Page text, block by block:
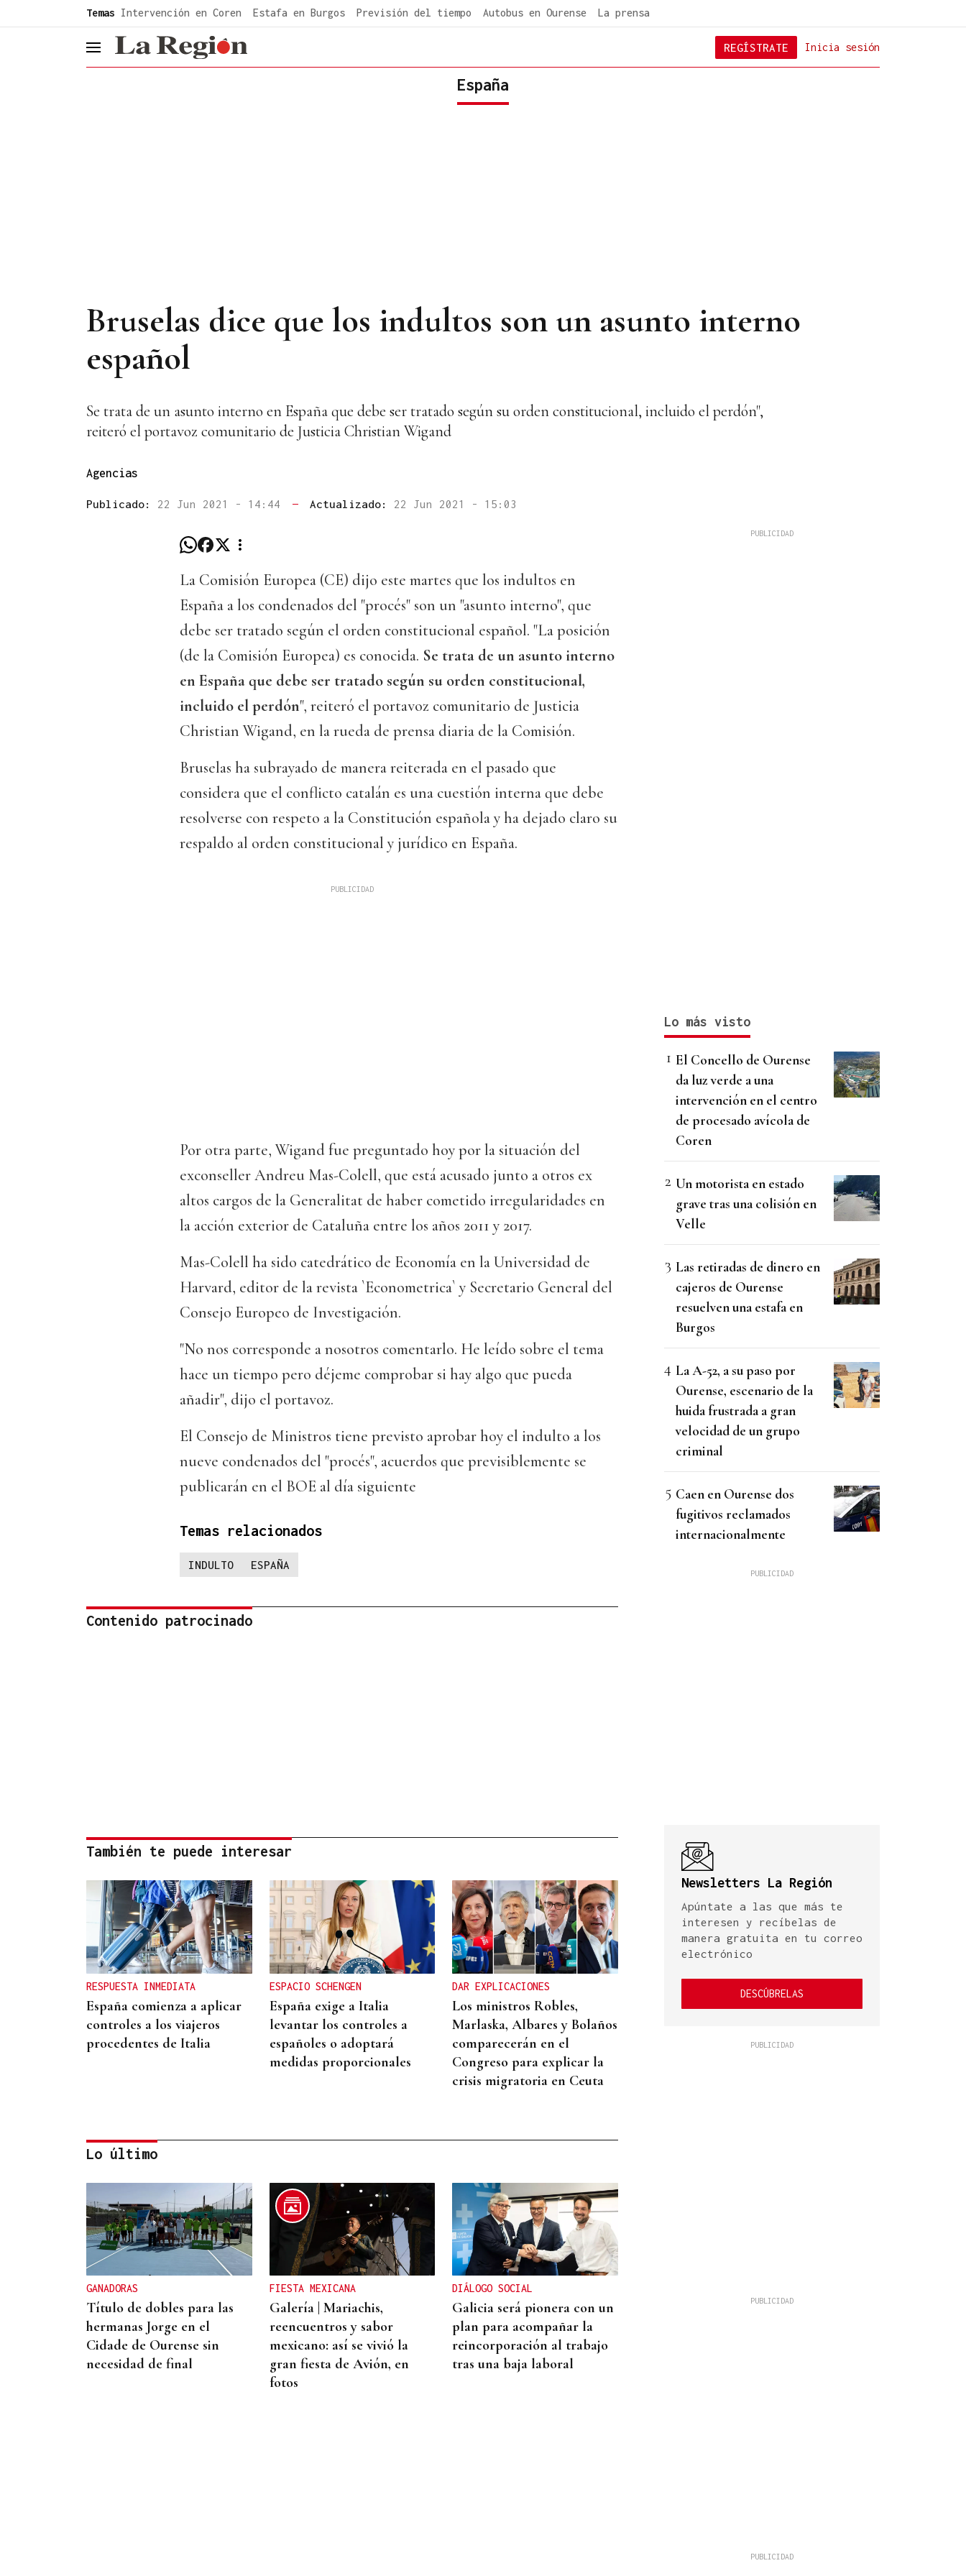
Temas Intervención en Coren Estafa en Burgos Previsión del tiempo Autobus en Ourense La prensa
header.menu.open Inicia sesión
REGÍSTRATE
España
Bruselas dice que los indultos son un asunto interno
español
Se trata de un asunto interno en España que debe ser tratado según su orden constitucional, incluido el perdón",
reiteró el portavoz comunitario de Justicia Christian Wigand
Agencias
Publicado: 22 Jun 2021 - 14:44 — Actualizado: 22 Jun 2021 - 15:03
La Comisión Europea (CE) dijo este martes que los indultos en
España a los condenados del "procés" son un "asunto interno", que
debe ser tratado según el orden constitucional español. "La posición
(de la Comisión Europea) es conocida. Se trata de un asunto interno
en España que debe ser tratado según su orden constitucional,
incluido el perdón", reiteró el portavoz comunitario de Justicia
Christian Wigand, en la rueda de prensa diaria de la Comisión.
Bruselas ha subrayado de manera reiterada en el pasado que
considera que el conflicto catalán es una cuestión interna que debe
resolverse con respeto a la Constitución española y ha dejado claro su
respaldo al orden constitucional y jurídico en España.
Por otra parte, Wigand fue preguntado hoy por la situación del
exconseller Andreu Mas-Colell, que está acusado junto a otros ex
altos cargos de la Generalitat de haber cometido irregularidades en
la acción exterior de Cataluña entre los años 2011 y 2017.
Mas-Colell ha sido catedrático de Economía en la Universidad de
Harvard, editor de la revista `Econometrica` y Secretario General del
Consejo Europeo de Investigación.
"No nos corresponde a nosotros comentarlo. He leído sobre el tema
hace un tiempo pero déjeme comprobar si hay algo que pueda
añadir", dijo el portavoz.
El Consejo de Ministros tiene previsto aprobar hoy el indulto a los
nueve condenados del "procés", acuerdos que previsiblemente se
publicarán en el BOE al día siguiente
Temas relacionados
INDULTO ESPAÑA
Contenido patrocinado
También te puede interesar
RESPUESTA INMEDIATA
España comienza a aplicar
controles a los viajeros
procedentes de Italia
ESPACIO SCHENGEN
España exige a Italia
levantar los controles a
españoles o adoptará
medidas proporcionales
DAR EXPLICACIONES
Los ministros Robles,
Marlaska, Albares y Bolaños
comparecerán en el
Congreso para explicar la
crisis migratoria en Ceuta
"EN COORDINACIÓN CON EL
GOBIERNO"
El PSOE garantiza que
Felipe VI visitará Ceuta
“cuando sea oportuno”
Lo último
GANADORAS
Título de dobles para las
hermanas Jorge en el
Cidade de Ourense sin
necesidad de final
FIESTA MEXICANA
Galería | Mariachis,
reencuentros y sabor
mexicano: así se vivió la
gran fiesta de Avión, en
fotos
DIÁLOGO SOCIAL
Galicia será pionera con un
plan para acompañar la
reincorporación al trabajo
tras una baja laboral
Lo más visto
El Concello de Ourense
da luz verde a una
intervención en el centro
de procesado avícola de
Coren
Un motorista en estado
grave tras una colisión en
Velle
Las retiradas de dinero en
cajeros de Ourense
resuelven una estafa en
Burgos
La A-52, a su paso por
Ourense, escenario de la
huida frustrada a gran
velocidad de un grupo
criminal
Caen en Ourense dos
fugitivos reclamados
internacionalmente
Newsletters La Región
Apúntate a las que más te
interesen y recíbelas de
manera gratuita en tu correo
electrónico
DESCÚBRELAS